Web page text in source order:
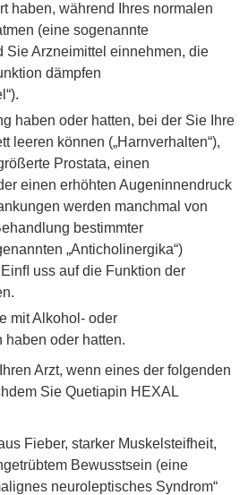
haben, während Ihres normalen
(eine sogenannte
Sie Arzneimittel einnehmen, die
dämpfen
haben oder hatten, bei der Sie Ihre
leeren können („Harnverhalten“),
Prostata, einen
einen erhöhten Augeninnendruck
werden manchmal von
bestimmter
„Anticholinergika“)
uss auf die Funktion der
mit Alkohol- oder
haben oder hatten.
Arzt, wenn eines der folgenden
Sie Quetiapin HEXAL
Fieber, starker Muskelsteifheit,
Bewusstsein (eine
neuroleptisches Syndrom“